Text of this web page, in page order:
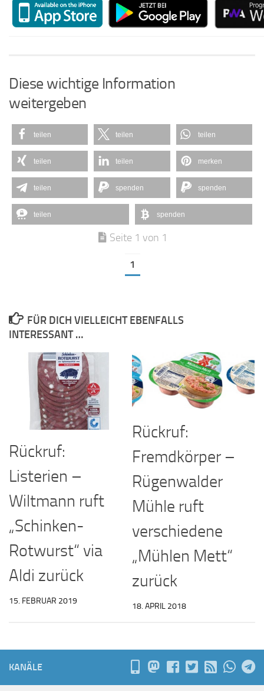
Diese wichtige Information
weitergeben
teilen teilen teilen
teilen teilen merken
teilen spenden spenden
teilen spenden
Seite 1 von 1
1
FÜR DICH VIELLEICHT EBENFALLS
INTERESSANT …
Rückruf:
Listerien –
Wiltmann ruft
„Schinken-
Rotwurst“ via
Aldi zurück
15. FEBRUAR 2019
Rückruf:
Fremdkörper –
Rügenwalder
Mühle ruft
verschiedene
„Mühlen Mett“
zurück
18. APRIL 2018
KANÄLE